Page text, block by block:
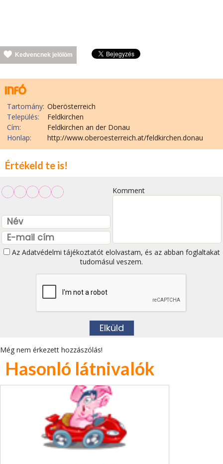
Kedvencnek jelölöm
Tartomány: Oberösterreich
Település:
Feldkirchen
Cím:
Feldkirchen an der Donau
Honlap:
http://www.oberoesterreich.at/feldkirchen.donau
Értékeld te is!
Komment
Az Adatvédelmi tájékoztatótelolvastam, és az abban foglaltakat
tudomásul veszem.
Még nem érkezett hozzászólás!
Hasonló látnivalók